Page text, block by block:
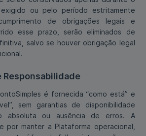
ou pelo período estritamente
de obrigações legais e
esse prazo, serão eliminados de
salvo se houver obrigação legal
Responsabilidade
é fornecida “como está” e
sem garantias de disponibilidade
absoluta ou ausência de erros. A
por manter a Plataforma operacional,